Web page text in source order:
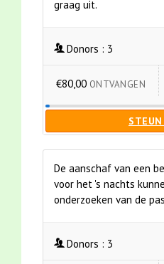
graag uit.
Donors : 3
€80,00 ONTVANGEN
De aanschaf van een
voor het 's nachts
onderzoeken van de
Donors : 3